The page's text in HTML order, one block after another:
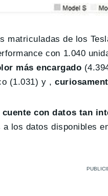
matriculadas de los
con 1.040
más encargado
(1.031) y ,
con datos tan
los datos disponibles